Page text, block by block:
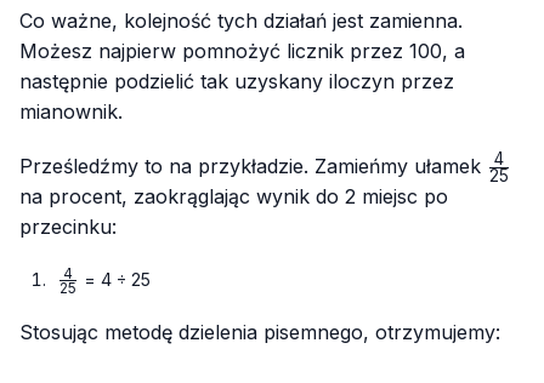
Co ważne, kolejność tych działań jest zamienna.
Możesz najpierw pomnożyć licznik przez 100, a
następnie podzielić tak uzyskany iloczyn przez
mianownik.
Prześledźmy to na przykładzie. Zamieńmy ułamek 25
4
na procent, zaokrąglając wynik do 2 miejsc po
przecinku:
\frac{4}
25
4 = 4 ÷ 25
Stosując metodę dzielenia pisemnego, otrzymujemy: